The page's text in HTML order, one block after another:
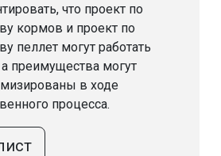
что проект по
кормов и проект по
пеллет могут работать
преимущества могут
в ходе
процесса.